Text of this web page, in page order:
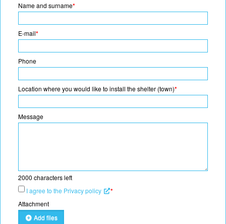
Name and surname*
E-mail*
Phone
Location where you would like to install the shelter (town)*
Message
2000 characters left
I agree to the Privacy policy
*
Attachment
Add files